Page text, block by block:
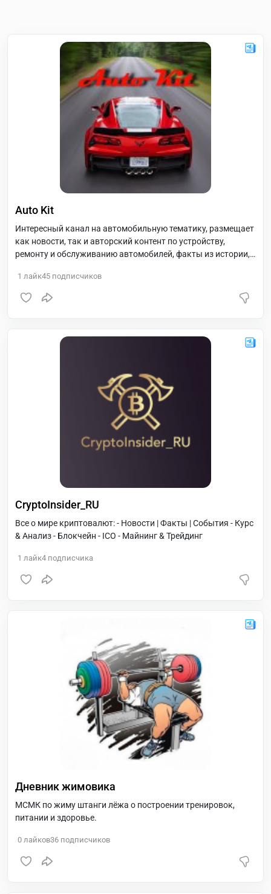
Auto Kit
Интересный канал на автомобильную тематику, размещает
как новости, так и авторский контент по устройству,
ремонту и обслуживанию автомобилей, факты из истории,
автомобильную тематику (gif, конкурсы), уже у канала есть
бот - помощник в подборе масла (@choiceoilbot).
1 лайк45 подписчиков
CryptoInsider_RU
Все о мире криптовалют: - Новости | Факты | События - Курс
& Aнализ - Блокчейн - ICO - Майнинг & Трейдинг
1 лайк4 подписчика
Дневник жимовика
МСМК по жиму штанги лёжа о построении тренировок,
питании и здоровье.
0 лайков36 подписчиков